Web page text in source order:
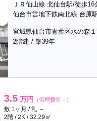
ＪＲ仙山線 北仙台駅/徒歩16
仙台市営地下鉄南北線 台原
宮城県仙台市青葉区水の森
2階建 / 築39年
3.5 万円 （管理費等－）
敷 1ヶ月 / 礼 －
2階 / 2K / 32.29㎡